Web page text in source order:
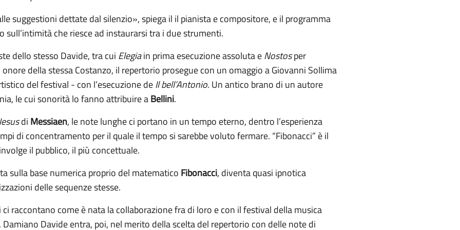
suggestioni dettate dal silenzio», spiega il il pianista e compositore, e il programma
sull’intimità che riesce ad instaurarsi tra i due strumenti.
dello stesso Davide, tra cui Elegiain prima esecuzione assoluta eNostosper
della stessa Costanzo, il repertorio prosegue con un omaggio a Giovanni Sollima
del festival - con l’esecuzione deIl bell’Antonio. Un antico brano di un autore
le cui sonorità lo fanno attribuire aBellini.
di Messiaen, le note lunghe ci portano in un tempo eterno, dentro l’esperienza
di concentramento per il quale il tempo si sarebbe voluto fermare. “Fibonacci” è il
il pubblico, il più concettuale.
sulla base numerica proprio del matematico Fibonacci, diventa quasi ipnotica
delle sequenze stesse.
raccontano come è nata la collaborazione fra di loro e con il festival della musica
Davide entra, poi, nel merito della scelta del repertorio con delle note di